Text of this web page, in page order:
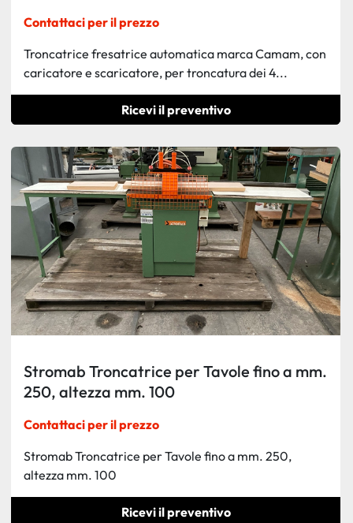
Contattaci per il prezzo
Troncatrice fresatrice automatica marca Camam, con
caricatore e scaricatore, per troncatura dei 4...
Ricevi il preventivo
Stromab Troncatrice per Tavole fino a mm.
250, altezza mm. 100
Contattaci per il prezzo
Stromab Troncatrice per Tavole fino a mm. 250,
altezza mm. 100
Ricevi il preventivo